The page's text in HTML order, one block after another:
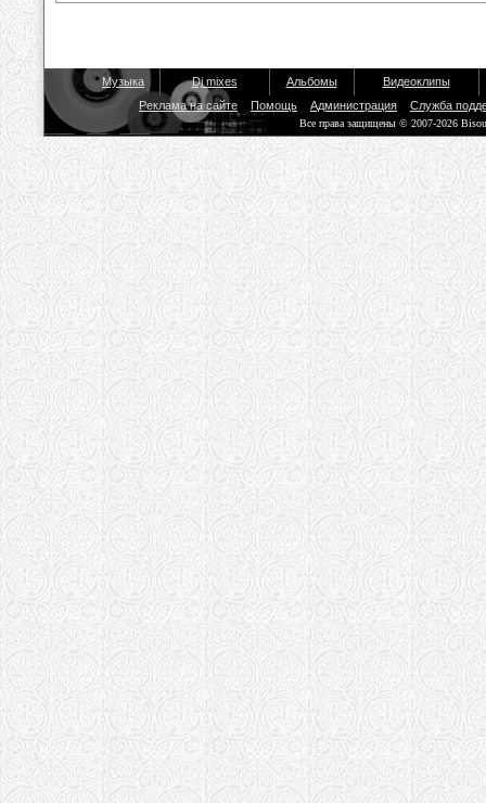
Музыка Dj mixes Альбомы
Видеоклипы
Реклама на сайте
Помощь Администрация Служба
Все права защищены © 2007-2026